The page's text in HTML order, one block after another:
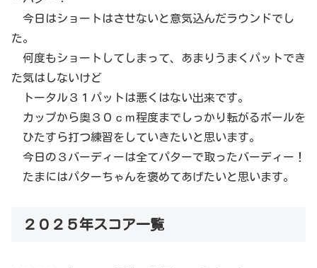
今日はショートはさせないと意気込んだラウンドでし
た。
何度もショートしてしまって、あまりうまくパットでき
た気はしないけど
トータル３１パットは悪くはない出来です。
カップから奥３０ｃｍ程度までしっかり転がるボールを
ひたすら打つ練習をしていきたいと思います。
今日の３バーディーは全てパターで取ったバーディー！
たまにはパターちゃんを褒めてあげたいと思います。
２０２５年スコア一覧